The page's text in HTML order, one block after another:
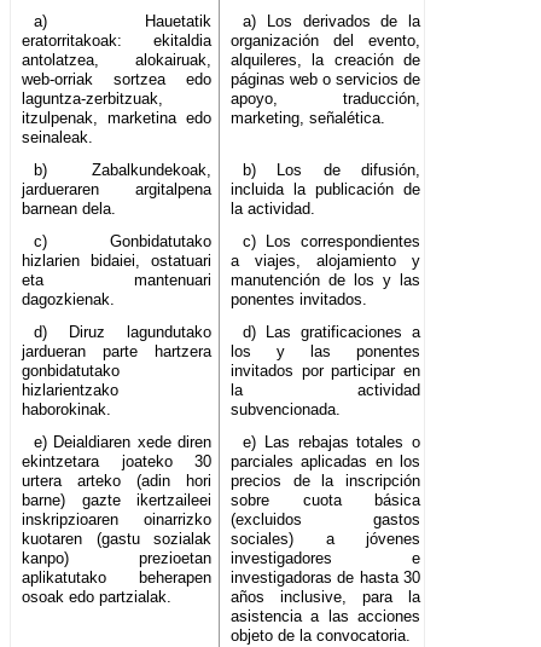
a) Hauetatik
eratorritakoak: ekitaldia
antolatzea, alokairuak,
web-orriak sortzea edo
laguntza-zerbitzuak,
itzulpenak, marketina edo
seinaleak.
a) Los derivados de la
organización del evento,
alquileres, la creación de
páginas web o servicios de
apoyo, traducción,
marketing, señalética.
b) Zabalkundekoak,
jardueraren argitalpena
barnean dela.
b) Los de difusión,
incluida la publicación de
la actividad.
c) Gonbidatutako
hizlarien bidaiei, ostatuari
eta mantenuari
dagozkienak.
c) Los correspondientes
a viajes, alojamiento y
manutención de los y las
ponentes invitados.
d) Diruz lagundutako
jardueran parte hartzera
gonbidatutako
hizlarientzako
haborokinak.
d) Las gratificaciones a
los y las ponentes
invitados por participar en
la actividad
subvencionada.
e) Deialdiaren xede diren
ekintzetara joateko 30
urtera arteko (adin hori
barne) gazte ikertzaileei
inskripzioaren oinarrizko
kuotaren (gastu sozialak
kanpo) prezioetan
aplikatutako beherapen
osoak edo partzialak.
e) Las rebajas totales o
parciales aplicadas en los
precios de la inscripción
sobre cuota básica
(excluidos gastos
sociales) a jóvenes
investigadores e
investigadoras de hasta 30
años inclusive, para la
asistencia a las acciones
objeto de la convocatoria.